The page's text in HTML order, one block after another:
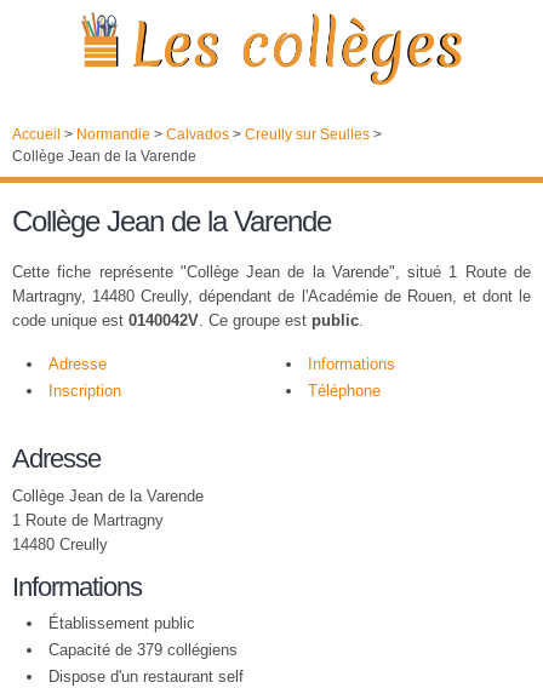
Accueil > Normandie > Calvados > Creully sur Seulles >
Collège Jean de la Varende
Collège Jean de la Varende
Cette fiche représente "Collège Jean de la Varende", situé 1 Route de
Martragny, 14480 Creully, dépendant de l'Académie de Rouen, et dont le
code unique est 0140042V. Ce groupe est public.
Adresse
Informations
Inscription
Téléphone
Adresse
Collège Jean de la Varende
1 Route de Martragny
14480 Creully
Informations
Établissement public
Capacité de 379 collégiens
Dispose d'un restaurant self